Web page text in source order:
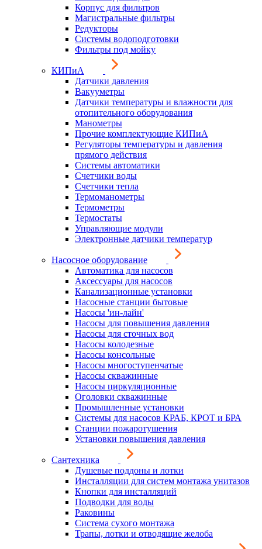
Корпус для фильтров
Магистральные фильтры
Редукторы
Системы водоподготовки
Фильтры под мойку
КИПиА
Датчики давления
Вакууметры
Датчики температуры и влажности для
отопительного оборудования
Манометры
Прочие комплектующие КИПиА
Регуляторы температуры и давления
прямого действия
Системы автоматики
Счетчики воды
Счетчики тепла
Термоманометры
Термометры
Термостаты
Управляющие модули
Электронные датчики температур
Насосное оборудование
Автоматика для насосов
Аксессуары для насосов
Канализационные установки
Насосные станции бытовые
Насосы 'ин-лайн'
Насосы для повышения давления
Насосы для сточных вод
Насосы колодезные
Насосы консольные
Насосы многоступенчатые
Насосы скважинные
Насосы циркуляционные
Оголовки скважинные
Промышленные установки
Системы для насосов КРАБ, КРОТ и БРА
Станции пожаротушения
Установки повышения давления
Сантехника
Душевые поддоны и лотки
Инсталляции для систем монтажа унитазов
Кнопки для инсталляций
Подводки для воды
Раковины
Система сухого монтажа
Трапы, лотки и отводящие желоба